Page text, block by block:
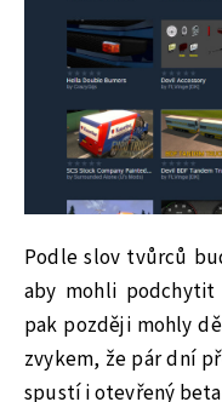
Podle slov tvůrců
aby mohli podchytit
pak později mohly
zvykem, že pár dní
spustí i otevřený